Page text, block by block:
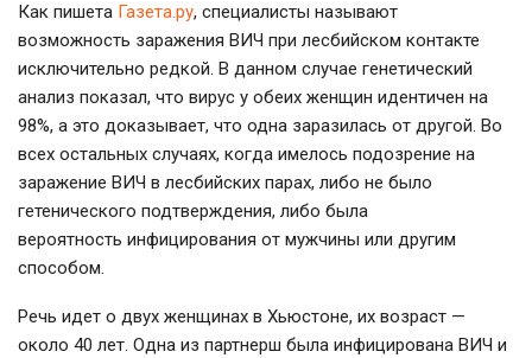
Как пишета Газета.ру, специалисты называют
возможность заражения ВИЧ при лесбийском контакте
исключительно редкой. В данном случае генетический
анализ показал, что вирус у обеих женщин идентичен на
98%, а это доказывает, что одна заразилась от другой. Во
всех остальных случаях, когда имелось подозрение на
заражение ВИЧ в лесбийских парах, либо не было
гетенического подтверждения, либо была
вероятность инфицирования от мужчины или другим
способом.
Речь идет о двух женщинах в Хьюстоне, их возраст —
около 40 лет. Одна из партнерш была инфицирована ВИЧ и